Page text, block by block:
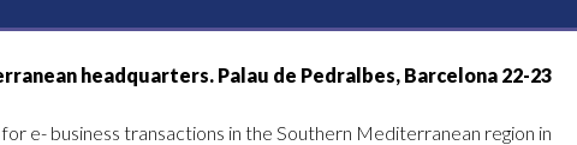
22-23 January 2014. Union for the Mediterranean headquarters. Palau de Pedralbes, Barcelona.
e- business transactions in the Southern Mediterranean region in